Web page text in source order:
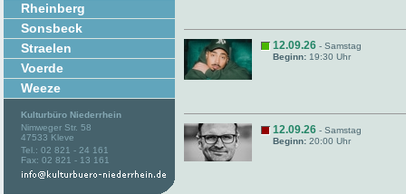
Rheinberg
Sonsbeck
Straelen
Voerde
Weeze
Kulturbüro Niederrhein
Nimweger Str. 58
47533 Kleve
Tel.: 02 821 - 24 161
Fax: 02 821 - 13 161
12.09.26 - Samstag
Beginn: 19:30 Uhr
12.09.26 - Samstag
Beginn: 20:00 Uhr